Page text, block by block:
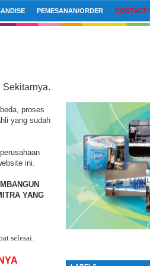
PEMESANAN/ORDER CONTACT-
proses
yang sudah
ini.
YANG
selesai.